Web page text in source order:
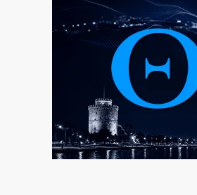
ΕΟΕ: Θερμή υποδοχή στους
ομάδας κωπηλασίας
Καταρρέει η κυβερνητική
Κρήτη: Σε ΦΕΚ η δομή μεταναστών
αντιδράσεις